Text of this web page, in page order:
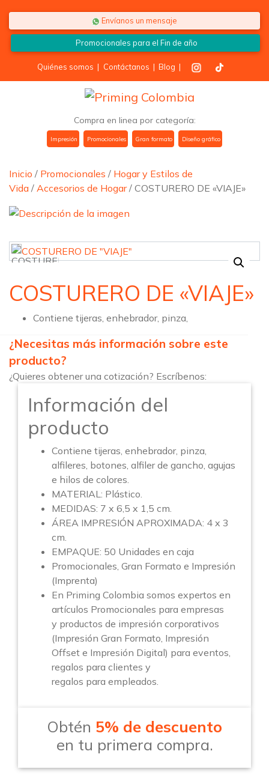
Envíanos un mensaje
Promocionales para el Fin de año
Quiénes somos | Contáctanos | Blog |
Compra en linea por categoría:
Impresión Promocionales Gran formato Diseño gráfico
Inicio / Promocionales / Hogar y Estilos de
Vida / Accesorios de Hogar/ COSTURERO DE «VIAJE»
COSTURERO DE «VIAJE»
Contiene tijeras, enhebrador, pinza,
¿Necesitas más información sobre este
producto?
¿Quieres obtener una cotización? Escríbenos:
Información del
producto
Contiene tijeras, enhebrador, pinza,
alfileres, botones, alfiler de gancho, agujas
e hilos de colores.
MATERIAL: Plástico.
MEDIDAS: 7 x 6,5 x 1,5 cm.
ÁREA IMPRESIÓN APROXIMADA: 4 x 3
cm.
EMPAQUE: 50 Unidades en caja
Promocionales, Gran Formato e Impresión
(Imprenta)
En Priming Colombia somos expertos en
artículos Promocionales para empresas
y productos de impresión corporativos
(Impresión Gran Formato, Impresión
Offset e Impresión Digital) para eventos,
regalos para clientes y
regalos para empleados.
Obtén 5% de descuento
en tu primera compra.